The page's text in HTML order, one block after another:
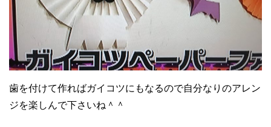
歯を付けて作ればガイコツにもなるので自分なりのアレン
ジを楽しんで下さいね＾＾